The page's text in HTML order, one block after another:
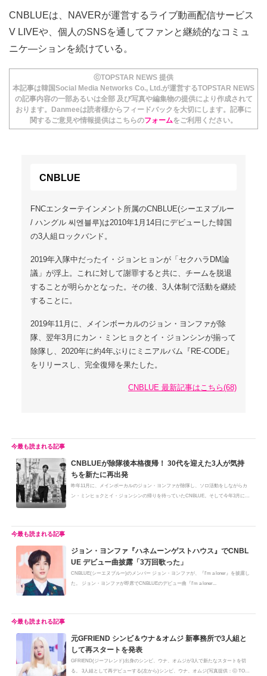
CNBLUEは、NAVERが運営するライブ動画配信サービス
V LIVEや、個人のSNSを通してファンと継続的なコミュ
ニケ―ションを続けている。
ⓒTOPSTAR NEWS 提供
本記事は韓国Social Media Networks Co., Ltd.が運営するTOPSTAR NEWS
の記事内容の一部あるいは全部 及び写真や編集物の提供により作成されて
おります。Danmeeは読者様からフィードバックを大切にします。記事に
関するご意見や情報提供はこちらのフォームをご利用ください。
CNBLUE
FNCエンターテインメント所属のCNBLUE(シーエヌブルー
/ ハングル 씨엔블루)は2010年1月14日にデビューした韓国
の3人組ロックバンド。
2019年入隊中だったイ・ジョンヒョンが「セクハラDM論
議」が浮上。これに対して謝罪すると共に、チームを脱退
することが明らかとなった。その後、3人体制で活動を継続
することに。
2019年11月に、メインボーカルのジョン・ヨンファが除
隊、翌年3月にカン・ミンヒョクとイ・ジョンシンが揃って
除隊し、2020年に約4年ぶりにミニアルバム『RE-CODE』
をリリースし、完全復帰を果たした。
CNBLUE 最新記事はこちら(68)
CNBLUEが除隊後本格復帰！ 30代を迎えた3人が気持
ちを新たに再出発
昨年11月に、メインボーカルのジョン・ヨンファが除隊し、ソロ活動をしながらカ
ン・ミンヒョクとイ・ジョンシンの帰りを待っていたCNBLUE。そして今年3月に
ジョン・ヨンファ『ハネムーンゲストハウス』でCNBL
UE デビュー曲披露「3万回歌った」
CNBLUE(シーエヌブルー)のメンバー ジョン・ヨンファが、『I'm a loner』を披露し
た。 ジョン・ヨンファが即席でCNBLUEのデビュー曲『I'm a loner...
元GFRIEND シンビ＆ウナ＆オムジ 新事務所で3人組と
して再スタートを発表
GFRIEND(ジーフレンド)出身のシンビ、ウナ、オムジが3人で新たなスタートを切
る。 3人組として再デビューする(左から)シンビ、ウナ、オムジ(写真提供：ⓒ TOP